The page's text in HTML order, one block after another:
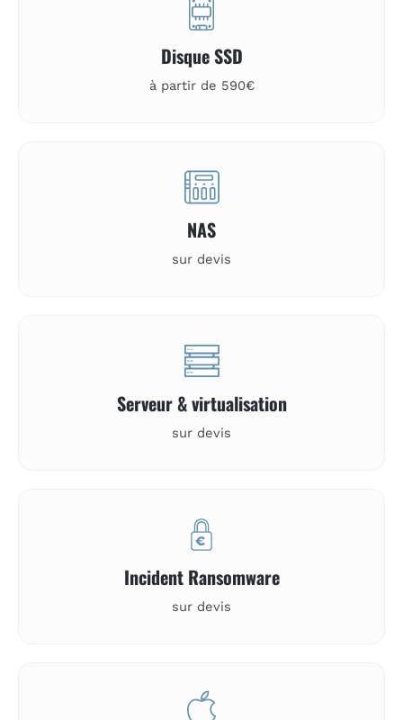
Disque SSD
à partir de 590€
NAS
sur devis
Serveur & virtualisation
sur devis
Incident Ransomware
sur devis